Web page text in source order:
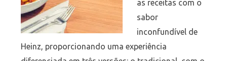
as receitas com o
sabor
inconfundível de
Heinz, proporcionando uma experiência